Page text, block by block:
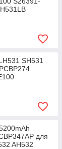
SH531
для
AH532